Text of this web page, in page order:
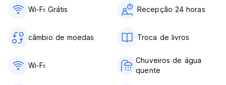
Café da manhã não incluído
Recepção 24 horas
Não são permitidos animais (Auto-translated from original
Wi-Fi Grátis Recepção 24 horas
câmbio de moedas Troca de livros
Wi-Fi
Chuveiros de água
quente